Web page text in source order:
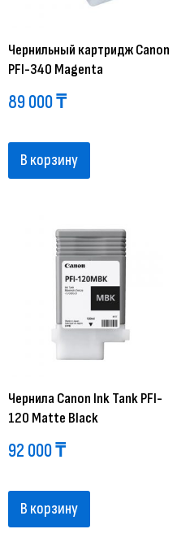
Чернильный картридж Canon
PFI-340 Magenta
89 000₸
В корзину
Чернила Canon Ink Tank PFI-
120 Matte Black
92 000₸
В корзину